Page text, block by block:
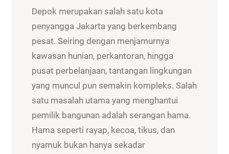
Depok merupakan salah satu kota
penyangga Jakarta yang berkembang
pesat. Seiring dengan menjamurnya
kawasan hunian, perkantoran, hingga
pusat perbelanjaan, tantangan lingkungan
yang muncul pun semakin kompleks. Salah
satu masalah utama yang menghantui
pemilik bangunan adalah serangan hama.
Hama seperti rayap, kecoa, tikus, dan
nyamuk bukan hanya sekadar